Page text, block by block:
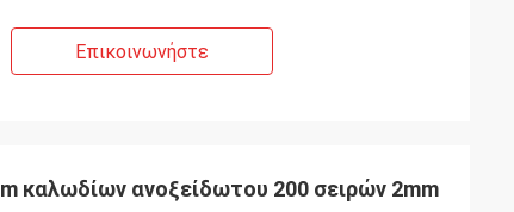
Επικοινωνήστε
καλωδίων ανοξείδωτου 200 σειρών 2mm